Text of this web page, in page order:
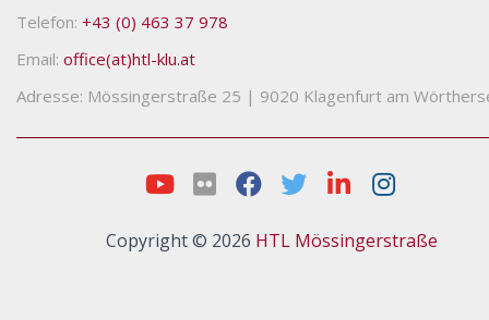
Telefon: +43 (0) 463 37 978
Email: office(at)htl-klu.at
Adresse: Mössingerstraße 25 | 9020 Klagenfurt am
Copyright © 2026 HTL Mössingerstraße